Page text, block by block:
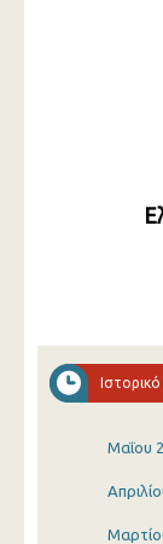
Ιστορικό
Μαΐου